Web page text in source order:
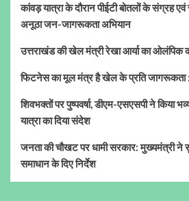
कांवड़ यात्रा के दौरान पीईटी बोतलों के संग्रह एवं
अनूठा जन-जागरूकता अभियान
उत्तराखंड की खेल मंत्री रेखा आर्या का ओलंपिक
फिटनेस का मूल मंत्र है खेल के प्रति जागरूकता :
शिवभक्तों पर पुष्पवर्षा, डीएम-एसएसपी ने किया
यात्रा का दिया संदेश
जनता की चौखट पर धामी सरकार: मुख्यमंत्री ने
समाधान के दिए निर्देश